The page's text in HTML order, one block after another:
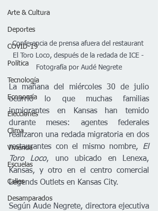
Arte & Cultura
Deportes
COVID-19
Política
Tecnología
Economía
Elecciones
Clima
Vivienda
Escuelas
Calles
Desamparados
Conferencia de prensa afuera del restaurant
El Toro Loco, después de la redada de ICE -
Fotografía por Audé Negrete
La mañana del miércoles 30 de julio
ocurrió lo que muchas familias
inmigrantes en Kansas han temido
durante meses: agentes federales
realizaron una redada migratoria en dos
restaurantes con el mismo nombre, El
Toro Loco, uno ubicado en Lenexa,
Kansas, y otro en el centro comercial
Legends Outlets en Kansas City.
Según Aude Negrete, directora ejecutiva